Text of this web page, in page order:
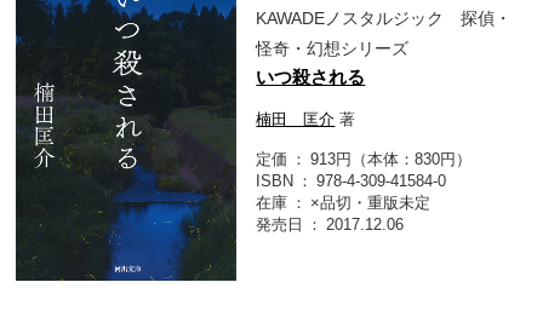
KAWADEノスタルジック 探偵・
怪奇・幻想シリーズ
いつ殺される
楠田 匡介 著
定価
913円（本体：830円）
ISBN
978-4-309-41584-0
在庫
×品切・重版未定
発売日
2017.12.06